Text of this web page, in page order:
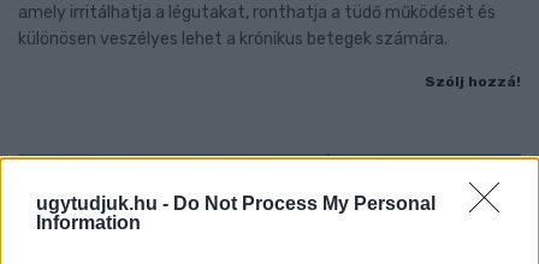
ugytudjuk.hu - Do Not Process My Personal
Information
amely irritálhatja a légutakat, ronthatja a tüdő működését és
különösen veszélyes lehet a krónikus betegek számára.
Szólj hozzá!